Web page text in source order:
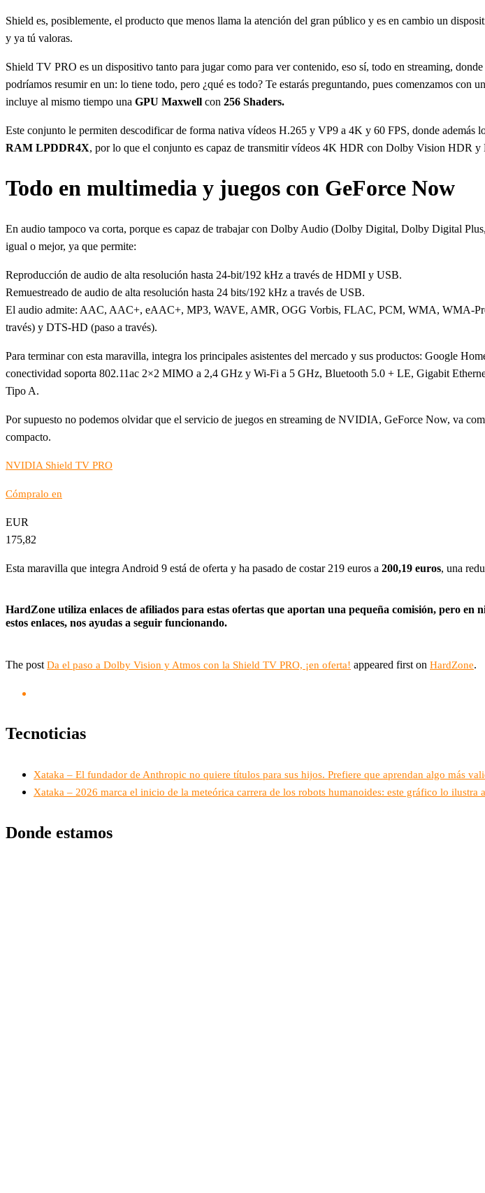
Shield es, posiblemente, el producto que menos llama la atención del gran público y es en cambio un
y ya tú valoras.
Shield TV PRO es un dispositivo tanto para jugar como para ver contenido, eso sí, todo en streaming,
podríamos resumir en un: lo tiene todo, pero ¿qué es todo? Te estarás preguntando, pues comenzamos con un
incluye al mismo tiempo una GPU Maxwell con 256 Shaders.
Este conjunto le permiten descodificar de forma nativa vídeos H.265 y VP9 a 4K y 60 FPS, donde
RAM LPDDR4X, por lo que el conjunto es capaz de transmitir vídeos 4K HDR con Dolby Vision HDR y
Todo en multimedia y juegos con GeForce Now
En audio tampoco va corta, porque es capaz de trabajar con Dolby Audio (Dolby Digital, Dolby Digital
igual o mejor, ya que permite:
Reproducción de audio de alta resolución hasta 24-bit/192 kHz a través de HDMI y USB.
Remuestreado de audio de alta resolución hasta 24 bits/192 kHz a través de USB.
El audio admite: AAC, AAC+, eAAC+, MP3, WAVE, AMR, OGG Vorbis, FLAC, PCM, WMA, WMA-
través) y DTS-HD (paso a través).
Para terminar con esta maravilla, integra los principales asistentes del mercado y sus productos: Google
conectividad soporta 802.11ac 2×2 MIMO a 2,4 GHz y Wi-Fi a 5 GHz, Bluetooth 5.0 + LE, Gigabit
Tipo A.
Por supuesto no podemos olvidar que el servicio de juegos en streaming de NVIDIA, GeForce Now, va
compacto.
NVIDIA Shield TV PRO
Cómpralo en
EUR
175,82
Esta maravilla que integra Android 9 está de oferta y ha pasado de costar 219 euros a 200,19 euros, una
HardZone utiliza enlaces de afiliados para estas ofertas que aportan una pequeña comisión, pero
estos enlaces, nos ayudas a seguir funcionando.
The post Da el paso a Dolby Vision y Atmos con la Shield TV PRO, ¡en oferta! appeared first on HardZone.
Tecnoticias
Xataka – El fundador de Anthropic no quiere títulos para sus hijos. Prefiere que aprendan algo más
Xataka – 2026 marca el inicio de la meteórica carrera de los robots humanoides: este gráfico lo ilustra
Donde estamos